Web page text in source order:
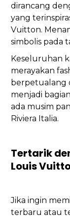
dirancang
yang
Vuitton.
simbolis pada
Keseluruhan
merayakan
berpetualang
menjadi
ada musim
Riviera Italia.
Tertarik
Louis
Jika ingin
terbaru atau